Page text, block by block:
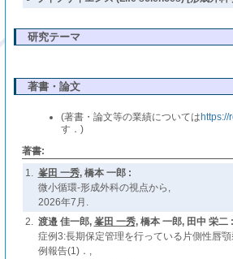
研究テーマ
著書・論文
(著書・論文等の業績については
す．)
著書:
1. 峯田 一秀, 橋本 一郎 :
微小循環-形成外科の視点から,
2026年7月.
2. 渡邉 佳一郎, 峯田 一秀, 橋本 一郎, 田中 栄二 :
症例3:長期保定管理を行っている片側性唇
例報告(1)．,